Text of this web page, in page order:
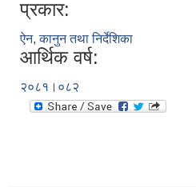
प्रकार:
ऐन, कानुन तथा निर्देशिका
आर्थिक वर्ष:
२०८१।०८२